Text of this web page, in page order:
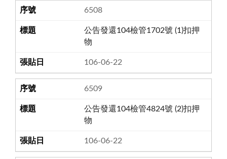
6508
公告發還104檢管1702號 (1)扣押
物
106-06-22
6509
公告發還104檢管4824號 (2)扣押
物
106-06-22